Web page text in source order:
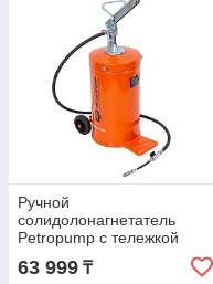
Ручной
солидолонагнетатель
Petropump с тележкой
базовая версия 150бар
16кг PP210014
63 999 ₸